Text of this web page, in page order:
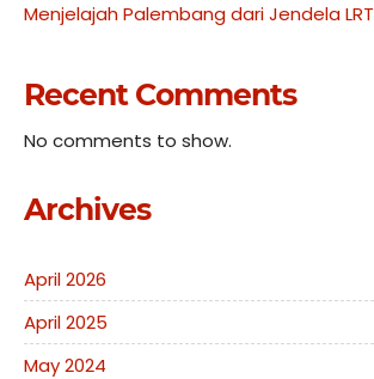
Menjelajah Palembang dari Jendela LRT
Recent Comments
No comments to show.
Archives
April 2026
April 2025
May 2024